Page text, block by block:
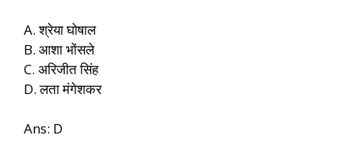
A. श्रेया घोषाल
B. आशा भोंसले
C. अरिजीत सिंह
D. लता मंगेशकर
Ans: D